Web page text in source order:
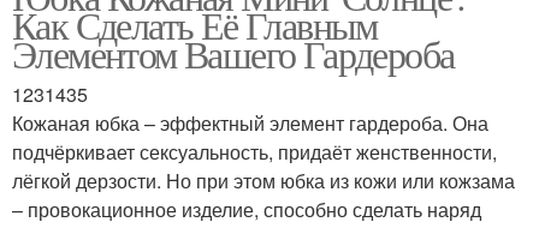
Как Сделать Её Главным
Элементом Вашего Гардероба
1231435
Кожаная юбка – эффектный элемент гардероба. Она
подчёркивает сексуальность, придаёт женственности,
лёгкой дерзости. Но при этом юбка из кожи или кожзама
– провокационное изделие, способно сделать наряд